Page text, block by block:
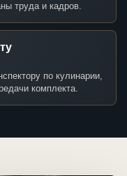
труда и кадров.
по кулинарии,
комплекта.